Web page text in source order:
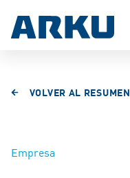
VOLVER AL RESUMEN
Empresa